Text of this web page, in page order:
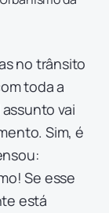
no trânsito
toda a
vai
Sim, é
Se esse
está